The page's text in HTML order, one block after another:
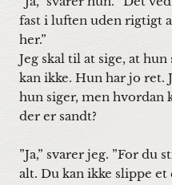
fast i luften uden rigtigt
her.”
Jeg skal til at sige, at
kan ikke. Hun har jo ret.
hun siger, men hvordan
der er sandt?
”Ja,” svarer jeg. ”For du
alt. Du kan ikke slippe